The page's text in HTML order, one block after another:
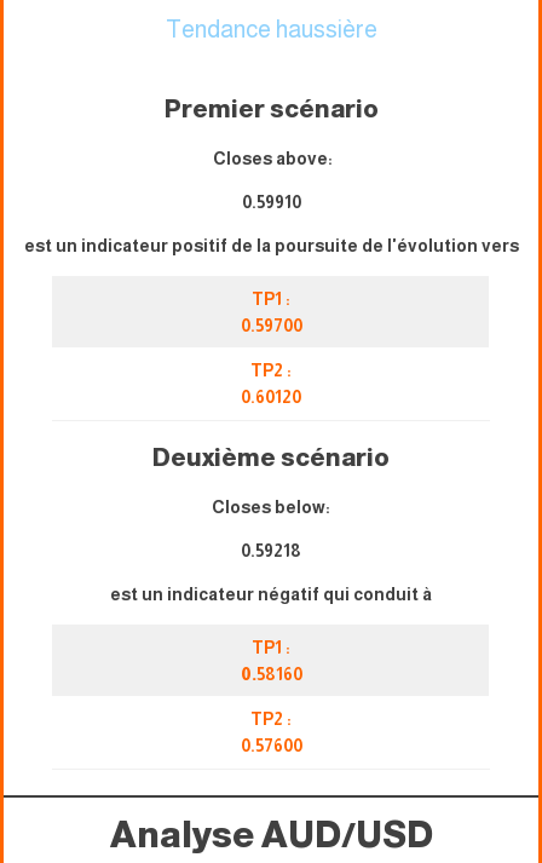
Tendance haussière
Premier scénario
Closes above:
0.59910
est un indicateur positif de la poursuite de l'évolution vers
TP1 :
0.59700
TP2 :
0.60120
Deuxième scénario
Closes below:
0.59218
est un indicateur négatif qui conduit à
TP1 :
0.58160
TP2 :
0.57600
Analyse AUD/USD